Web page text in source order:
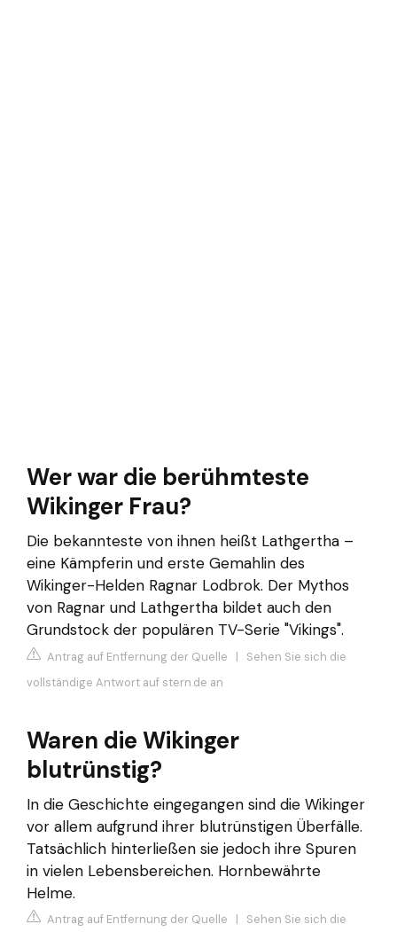
Wer war die berühmteste
Wikinger Frau?
Die bekannteste von ihnen heißt Lathgertha –
eine Kämpferin und erste Gemahlin des
Wikinger-Helden Ragnar Lodbrok. Der Mythos
von Ragnar und Lathgertha bildet auch den
Grundstock der populären TV-Serie "Vikings".
Antrag auf Entfernung der Quelle | Sehen Sie sich die
vollständige Antwort auf stern.de an
Waren die Wikinger
blutrünstig?
In die Geschichte eingegangen sind die Wikinger
vor allem aufgrund ihrer blutrünstigen Überfälle.
Tatsächlich hinterließen sie jedoch ihre Spuren
in vielen Lebensbereichen. Hornbewährte
Helme.
Antrag auf Entfernung der Quelle | Sehen Sie sich die